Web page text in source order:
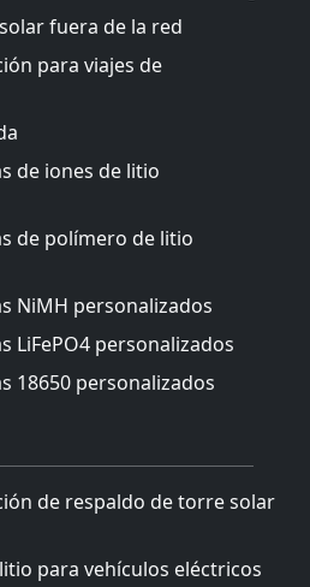
fuera de la red
para viajes de
de iones de litio
de polímero de litio
NiMH personalizados
LiFePO4 personalizados
18650 personalizados
de respaldo de torre solar
para vehículos eléctricos